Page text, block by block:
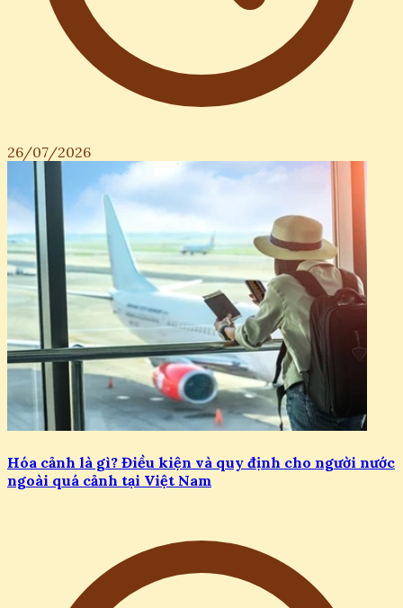
26/07/2026
Hóa cảnh là gì? Điều kiện và quy định cho người nước
ngoài quá cảnh tại Việt Nam